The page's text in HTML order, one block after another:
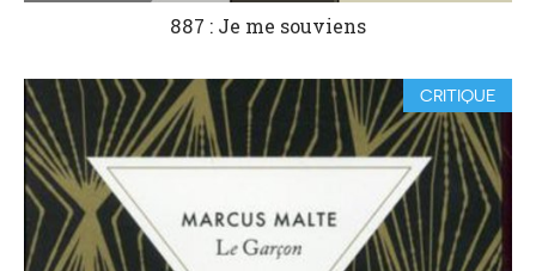
887 : Je me souviens
CRITIQUE